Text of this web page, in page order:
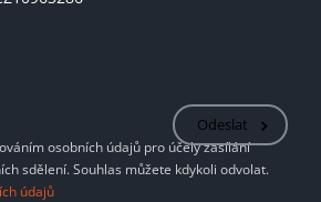
Odeslat
osobních údajů pro účely zasílání
sdělení. Souhlas můžete kdykoli odvolat.
údajů